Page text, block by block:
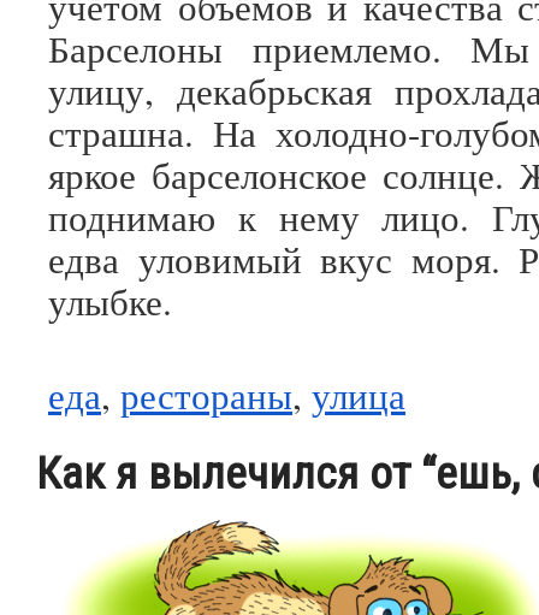
Барселоны приемлемо.
улицу, декабрьская
страшна. На холодно-
яркое барселонское солнце.
поднимаю к нему лицо.
едва уловимый вкус моря.
улыбке.
еда, рестораны, улица
Как я вылечился от “ешь,